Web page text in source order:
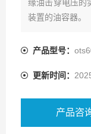
缘油击穿电压的
装置的油容器。
产品型号：
更新时间：
产品咨